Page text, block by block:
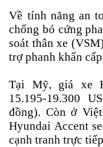
Về tính năng an
chống bó cứng
soát thân xe
trợ phanh khẩn
Tại Mỹ, giá xe
15.195-19.300
đồng). Còn ở
Hyundai Accent
cạnh tranh trực